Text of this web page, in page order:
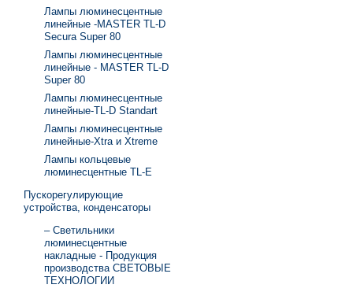
Лампы люминесцентные
линейные -MASTER TL-D
Secura Super 80
Лампы люминесцентные
линейные - MASTER TL-D
Super 80
Лампы люминесцентные
линейные-TL-D Standart
Лампы люминесцентные
линейные-Xtra и Xtreme
Лампы кольцевые
люминесцентные TL-E
Пускорегулирующие
устройства, конденсаторы
– Светильники
люминесцентные
накладные - Продукция
производства СВЕТОВЫЕ
ТЕХНОЛОГИИ